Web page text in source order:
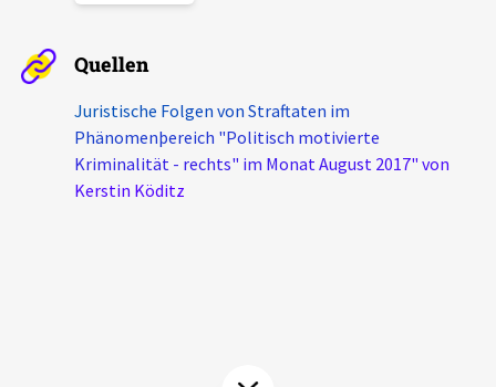
Pressemitteilungen
Podcasts
Projektbeschreibung
Unterstützer_innen
Quellen
Juristische Folgen von Straftaten im
Phänomenþereich "Politisch motivierte
Kriminalität - rechts" im Monat August 2017" von
Kerstin Köditz